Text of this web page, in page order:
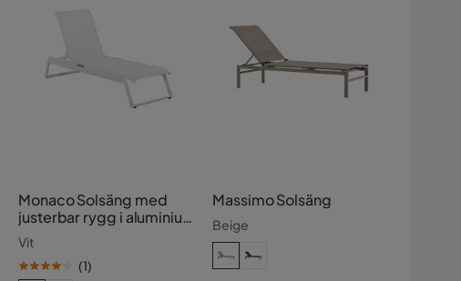
Monaco Solsäng med
justerbar rygg i aluminium
vit textil
Vit
(1)
Massimo Solsäng
Beige